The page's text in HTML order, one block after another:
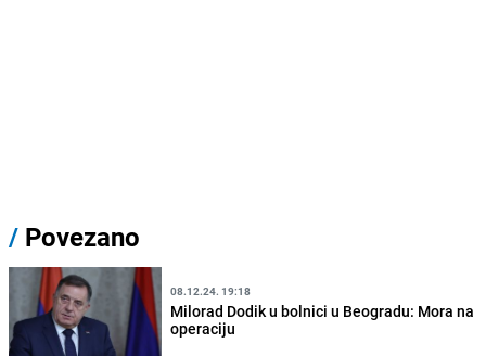
/ Povezano
08.12.24. 19:18
Milorad Dodik u bolnici u Beogradu: Mora na
operaciju